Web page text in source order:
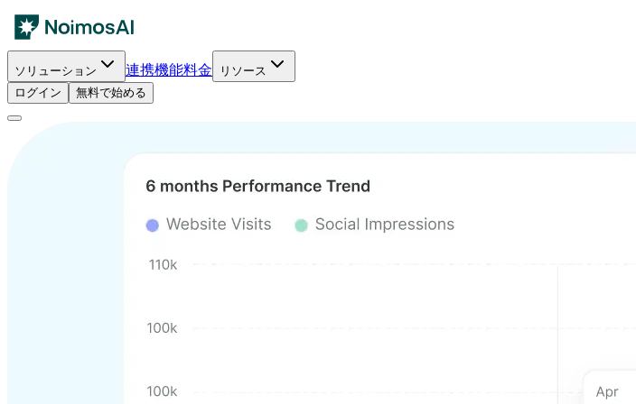
ソリューション 連携機能料金
リソース
ログイン
無料で始める